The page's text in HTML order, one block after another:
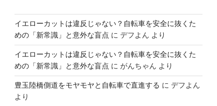
イエローカットは違反じゃない？自転車を安全に抜くた
めの「新常識」と意外な盲点 に デフよん より
イエローカットは違反じゃない？自転車を安全に抜くた
めの「新常識」と意外な盲点 に がんちゃん より
豊玉陸橋側道をモヤモヤと自転車で直進する に デフよん
より